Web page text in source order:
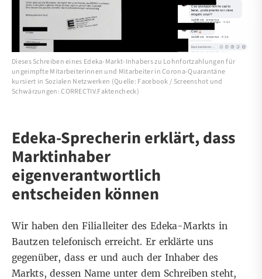
Dieses Schreiben eines Edeka-Markt-Inhabers zu Lohnfortzahlungen für
ungeimpfte Mitarbeiterinnen und Mitarbeiter in Corona-Quarantäne
kursiert in Sozialen Netzwerken (Quelle: Facebook / Screenshot und
Schwärzungen: CORRECTIV.Faktencheck)
Edeka-Sprecherin erklärt, dass
Marktinhaber
eigenverantwortlich
entscheiden können
Wir haben den Filialleiter des Edeka-Markts in
Bautzen telefonisch erreicht. Er erklärte uns
gegenüber, dass er und auch der Inhaber des
Markts, dessen Name unter dem Schreiben steht,